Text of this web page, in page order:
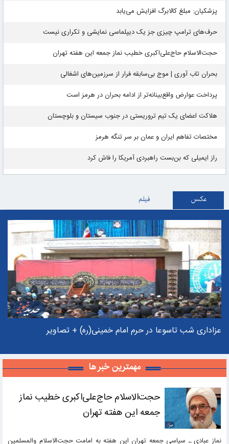
پزشکیان: مبلغ کالابرگ افزایش می‌یابد
حرف‌های ترامپ چیزی جز یک دیپلماسی نمایشی و تکراری نیست
حجت‌الاسلام حاج‌علی‌اکبری خطیب نماز جمعه این هفته تهران
بحران تاب آوری | موج بی‌سابقه فرار از سرزمین‌های اشغالی
پرداخت عوارض واقع‌بینانه‌تر از ادامه بحران در هرمز است
هلاکت اعضای یک تیم تروریستی در جنوب سیستان و بلوچستان
مختصات تفاهم ایران و عمان بر سر تنگه هرمز
راز ایمیلی که بن‌بست راهبردی آمریکا را فاش کرد
عکس فیلم
عزاداری شب تاسوعا در حرم امام خمینی(ره) + تصاویر
مهمترین خبر ها
حجت‌الاسلام حاج‌علی‌اکبری خطیب نماز
جمعه این هفته تهران
نماز عبادی ـ سیاسی جمعه تهران این هفته به امامت حجت‌الاسلام والمسلمین